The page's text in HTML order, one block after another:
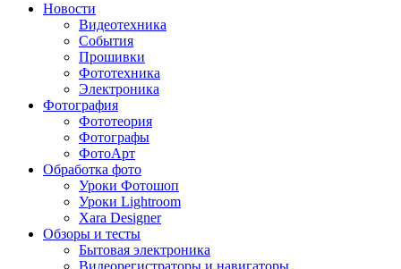
Новости
Видеотехника
События
Прошивки
Фототехника
Электроника
Фотография
Фототеория
Фотографы
ФотоАрт
Обработка фото
Уроки Фотошоп
Уроки Lightroom
Xara Designer
Обзоры и тесты
Бытовая электроника
Видеорегистраторы и навигаторы